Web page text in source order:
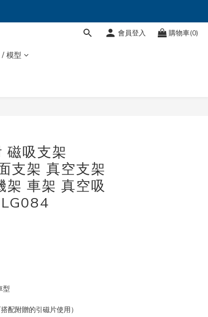
會員登入 購物車(0)
模型
磁吸支架
支架 真空支架
架 車架 真空吸
型
配附贈的引磁片使用）